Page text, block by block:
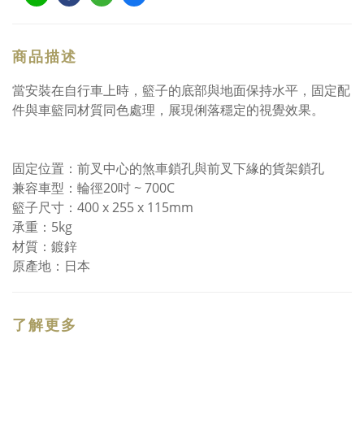
商品描述
當安裝在自行車上時，籃子的底部與地面保持水平，固定配
件與車籃同材質同色處理，展現俐落穩定的視覺效果。
固定位置：前叉中心的煞車鎖孔與前叉下緣的貨架鎖孔
兼容車型：輪徑20吋 ~ 700C
籃子尺寸：400 x 255 x 115mm
承重：5kg
材質：鍍鋅
原產地：日本
了解更多